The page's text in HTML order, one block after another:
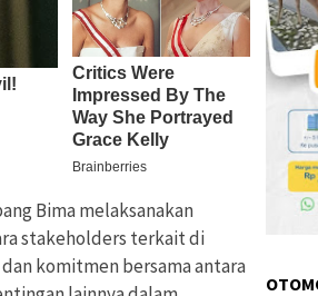
Bima melaksanakan
stakeholders terkait di
komitmen bersama antara